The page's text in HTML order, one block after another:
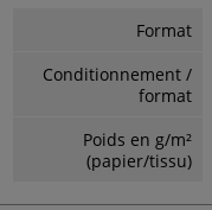
Format
Conditionnement /
format
Poids en g/m²
(papier/tissu)